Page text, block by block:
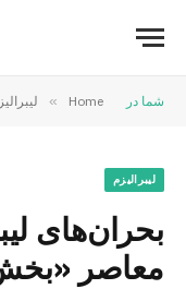
شما در Home
»
لیبرالیزم
بحران‌های
معاصر